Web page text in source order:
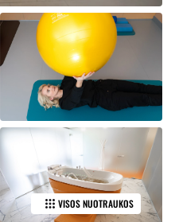
VISOS NUOTRAUKOS